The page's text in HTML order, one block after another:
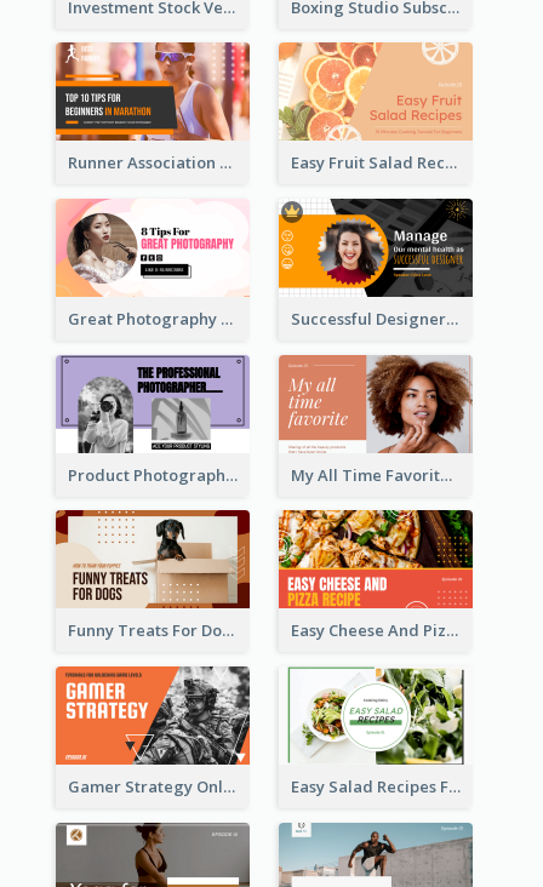
Investment Stock Versus YouTube Cover Thumbnail Design Boxing Studio Subscribe Alert YouTube Cover Design
Runner Association Tips YouTube Cover Design Idea Easy Fruit Salad Recipes YouTube Thumbnail
Great Photography YouTube Thumbnail Design Successful Designer Workshop YouTube Thumbnail Design
Product Photography YouTube Thumbnail Design My All Time Favorite Beauty Product YouTube Thumbnail
Funny Treats For Dogs YouTube Thumbnail Easy Cheese And Pizza Recipe YouTube Thumbnail
Gamer Strategy Online Game YouTube Thumbnail Easy Salad Recipes Food YouTube Thumbnail